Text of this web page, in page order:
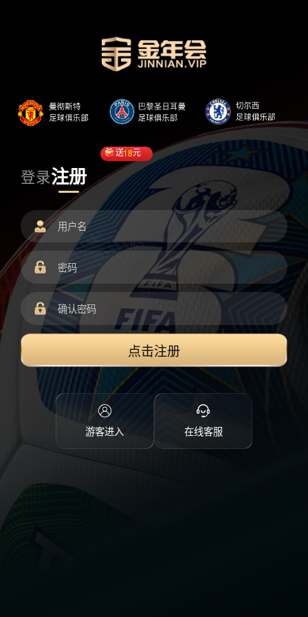
登录注册
送18元
点击注册
游客进入 在线客服